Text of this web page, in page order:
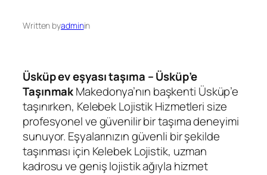
Written byadminin
Üsküp ev eşyası taşıma – Üsküp’e
TaşınmakMakedonya’nın başkenti Üsküp’e
taşınırken, Kelebek Lojistik Hizmetleri size
profesyonel ve güvenilir bir taşıma deneyimi
sunuyor. Eşyalarınızın güvenli bir şekilde
taşınması için Kelebek Lojistik, uzman
kadrosu ve geniş lojistik ağıyla hizmet